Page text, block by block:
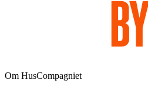
Om HusCompagniet